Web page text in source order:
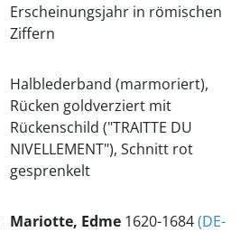
Erscheinungsjahr in römischen
Ziffern
Halblederband (marmoriert),
Rücken goldverziert mit
Rückenschild ("TRAITTE DU
NIVELLEMENT"), Schnitt rot
gesprenkelt
Mariotte, Edme1620-1684(DE-